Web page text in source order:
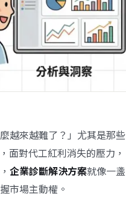
越來越難了？」尤其是那些
面對代工紅利消失的壓力，
企業診斷解決方案就像一盞
市場主動權。